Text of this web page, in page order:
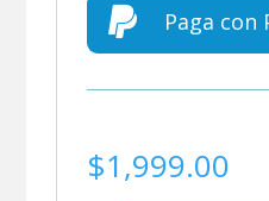
 Paga con
$1,999.00